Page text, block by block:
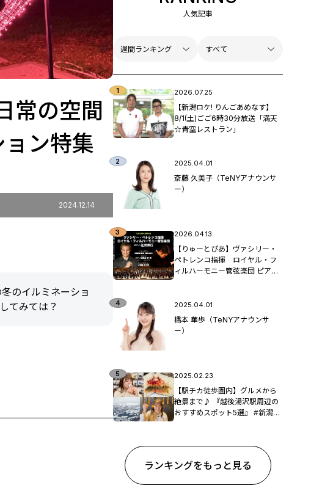
常の空間
ン特集
2024.12.14
のイルミネーショ
てみては？
人気記事
2026.07.25
【新潟ロケ! りんごあめなす】
8/1(土)ごご6時30分放送「満天
☆青空レストラン」
2025.04.01
斎藤 久美子（TeNYアナウンサ
ー）
2026.04.13
【りゅーとぴあ】ヴァシリー・
ペトレンコ指揮 ロイヤル・フ
ィルハーモニー管弦楽団 ピア
2025.04.01
橋本 華歩（TeNYアナウンサ
ー）
2025.02.23
【駅チカ徒歩圏内】グルメから
絶景まで♪ 『越後湯沢駅周辺の
おすすめスポット5選』 #新潟観
ランキングをもっと見る